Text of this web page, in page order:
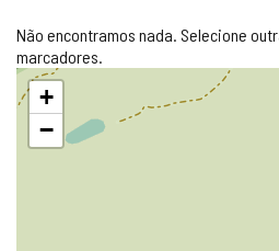
Não encontramos nada. Selecione
marcadores.
Pular
mapa
+
−